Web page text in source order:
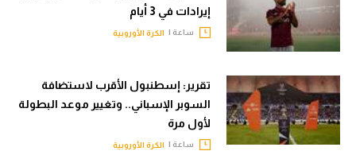
إيرادات في 3 أيام
ساعة | الكرة الأوروبية
تقرير: إسطنبول الأقرب لاستضافة
السوبر الإسباني.. وتغيير موعد البطولة
لأول مرة
ساعة | الكرة الأوروبية